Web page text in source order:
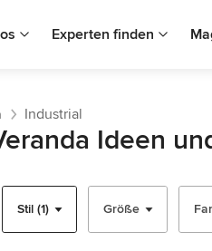
Experten finden
Industrial
Ideen
Stil (1) Größe